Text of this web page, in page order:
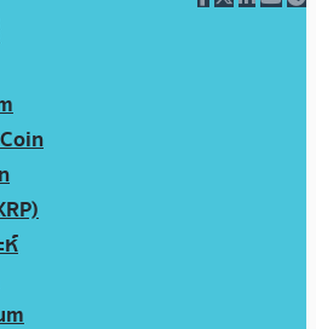
ห์